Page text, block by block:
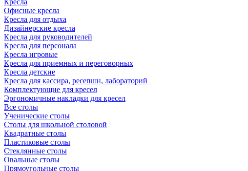
Кресла
Офисные кресла
Кресла для отдыха
Дизайнерские кресла
Кресла для руководителей
Кресла для персонала
Кресла игровые
Кресла для приемных и переговорных
Кресла детские
Кресла для кассира, ресепшн, лабораторий
Комплектующие для кресел
Эргономичные накладки для кресел
Все столы
Ученические столы
Столы для школьной столовой
Квадратные столы
Пластиковые столы
Стеклянные столы
Овальные столы
Прямоугольные столы